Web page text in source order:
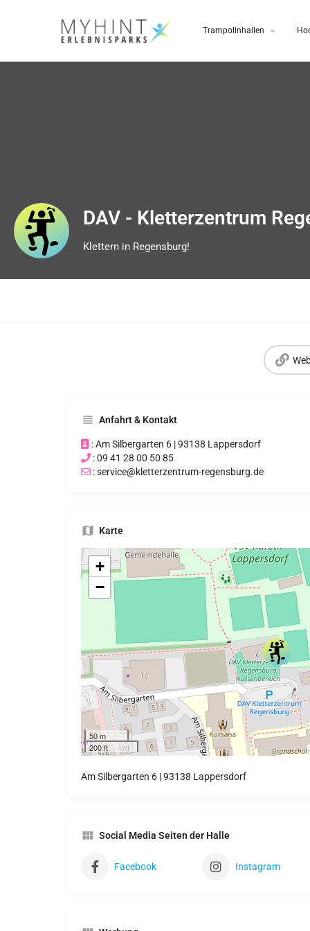
Trampolinhallen
DAV - Kletterzentrum
Klettern in Regensburg!
Anfahrt & Kontakt
: Am Silbergarten 6 | 93138 Lappersdorf
: 09 41 28 00 50 85
: service@kletterzentrum-regensburg.de
Karte
+
−
50 m
200 ft
Am Silbergarten 6 | 93138 Lappersdorf
Social Media Seiten der Halle
Facebook Instagram